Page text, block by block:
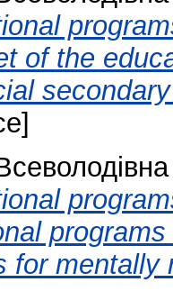
of the
for mentally